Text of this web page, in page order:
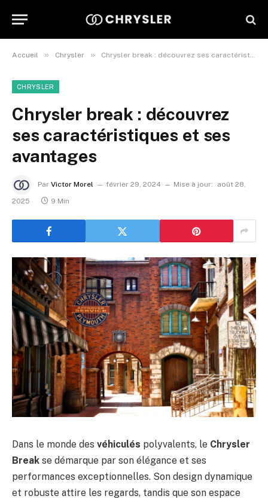
Accueil » Chrysler » Chrysler break : découvrez ses caractéristiques et ses avantages
CHRYSLER
Chrysler break : découvrez
ses caractéristiques et ses
avantages
Par Victor Morel février 29, 2024 Mise à jour:
août 28,
2025
9 Min
Dans le monde des véhiculés polyvalents, le Chrysler
Break se démarque par son élégance et ses
performances exceptionnelles. Son design dynamique
et robuste attire les regards, tandis que son espace